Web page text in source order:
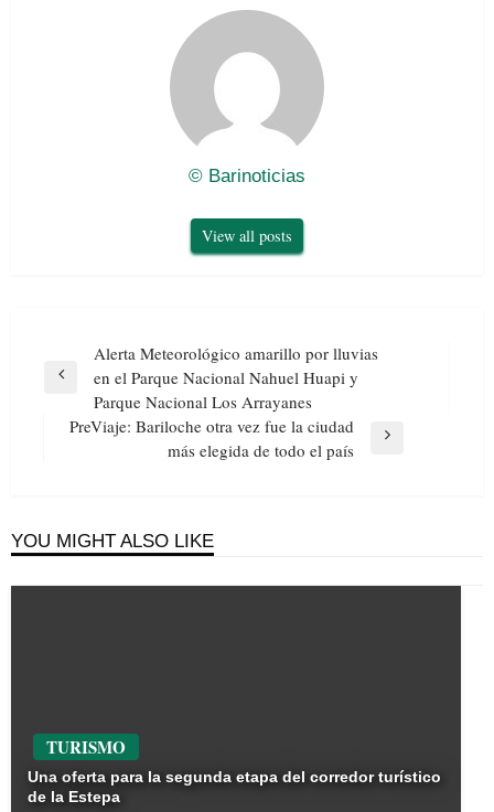
© Barinoticias
View all posts
Navegación
de
entradas
Previous
Alerta Meteorológico amarillo por lluvias
en el Parque Nacional Nahuel Huapi y
Parque Nacional Los Arrayanes
PreViaje: Bariloche otra vez fue la ciudad
más elegida de todo el país
YOU MIGHT ALSO LIKE
TURISMO
Una oferta para la segunda etapa del corredor turístico
de la Estepa